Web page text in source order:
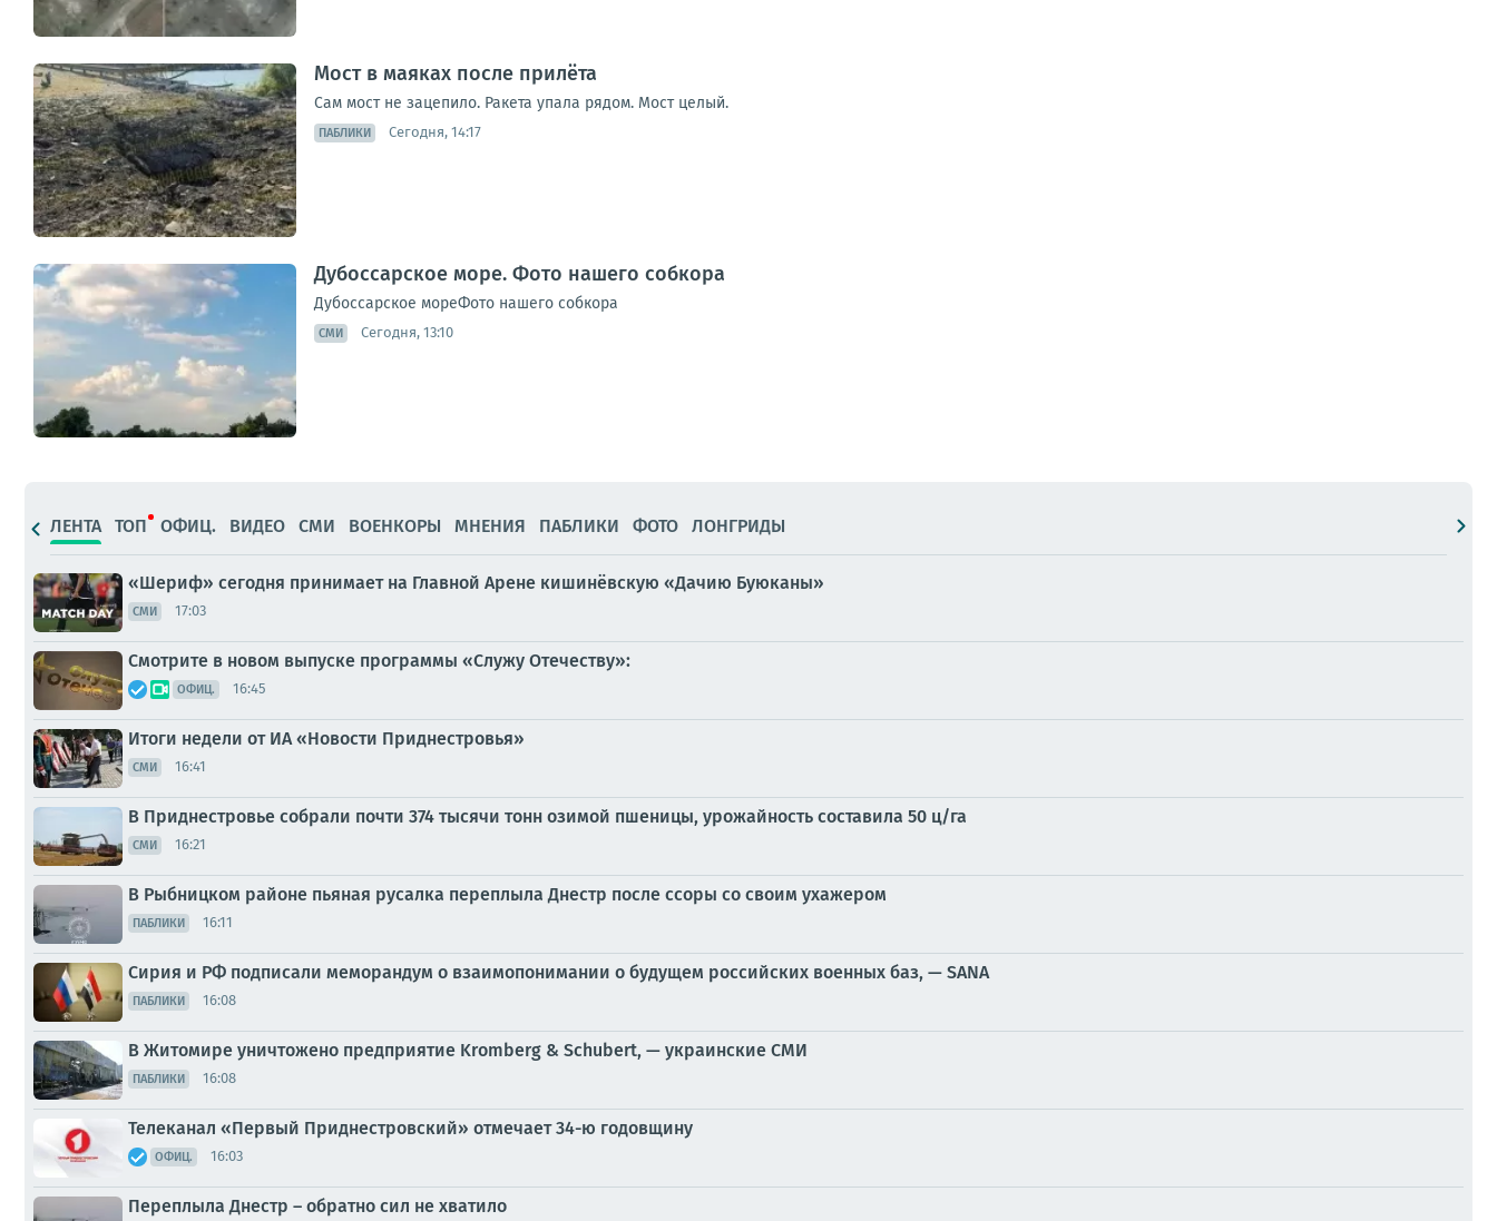
Мост в маяках после прилёта
Сам мост не зацепило. Ракета упала рядом. Мост целый.
ПАБЛИКИ Сегодня, 14:17
Дубоссарское море. Фото нашего собкора
Дубоссарское мореФото нашего собкора
СМИ Сегодня, 13:10
ЛЕНТА ТОП ОФИЦ. ВИДЕО СМИ ВОЕНКОРЫ МНЕНИЯ ПАБЛИКИ ФОТО ЛОНГРИДЫ
«Шериф» сегодня принимает на Главной Арене кишинёвскую «Дачию Буюканы»
СМИ 17:03
Смотрите в новом выпуске программы «Служу Отечеству»:
ОФИЦ. 16:45
Итоги недели от ИА «Новости Приднестровья»
СМИ 16:41
В Приднестровье собрали почти 374 тысячи тонн озимой пшеницы, урожайность составила 50 ц/га
СМИ 16:21
В Рыбницком районе пьяная русалка переплыла Днестр после ссоры со своим ухажером
ПАБЛИКИ 16:11
Сирия и РФ подписали меморандум о взаимопонимании о будущем российских военных баз, — SANA
ПАБЛИКИ 16:08
В Житомире уничтожено предприятие Kromberg & Schubert, — украинские СМИ
ПАБЛИКИ 16:08
Телеканал «Первый Приднестровский» отмечает 34-ю годовщину
ОФИЦ. 16:03
Переплыла Днестр – обратно сил не хватило